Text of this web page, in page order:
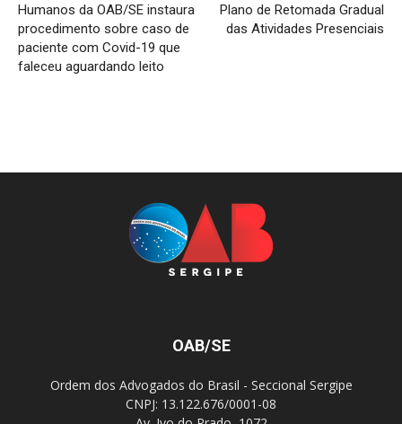
Humanos da OAB/SE instaura
procedimento sobre caso de
paciente com Covid-19 que
faleceu aguardando leito
Plano de Retomada Gradual
das Atividades Presenciais
OAB/SE
Ordem dos Advogados do Brasil - Seccional Sergipe
CNPJ: 13.122.676/0001-08